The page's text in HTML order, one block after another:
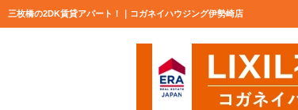
三枚橋の2DK賃貸アパート！｜コガネイハウジング伊勢崎店